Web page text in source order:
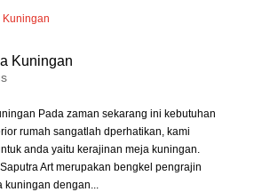
Kuningan
Pada zaman sekarang ini kebutuhan
rumah sangatlah dperhatikan, kami
anda yaitu kerajinan meja kuningan.
Art merupakan bengkel pengrajin
kuningan dengan...